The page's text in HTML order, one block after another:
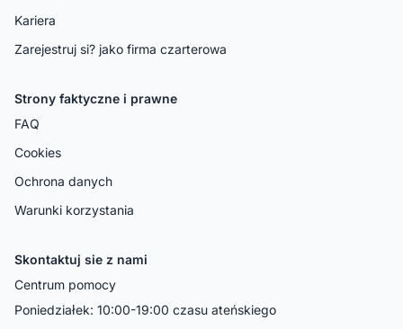
Kariera
Zarejestruj si? jako firma czarterowa
Strony faktyczne i prawne
FAQ
Cookies
Ochrona danych
Warunki korzystania
Skontaktuj sie z nami
Centrum pomocy
Poniedziałek: 10:00-19:00 czasu ateńskiego